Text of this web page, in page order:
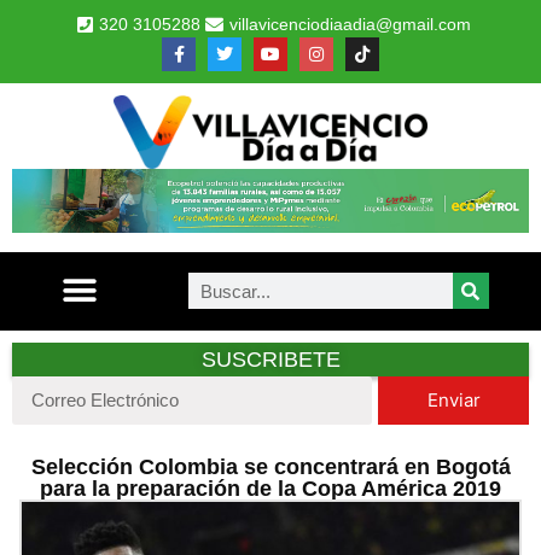
320 3105288 villavicenciodiaadia@gmail.com
SUSCRIBETE
Enviar
Selección Colombia se concentrará en Bogotá
para la preparación de la Copa América 2019